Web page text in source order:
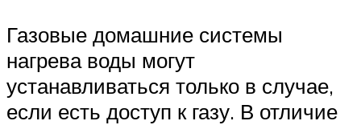
Газовые домашние системы
нагрева воды могут
устанавливаться только в случае,
если есть доступ к газу. В отличие